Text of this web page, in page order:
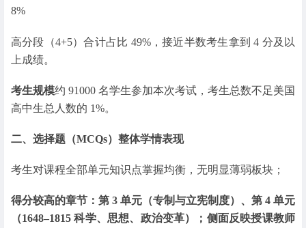
8%
高分段（4+5）合计占比 49%，接近半数考生拿到 4 分及以
上成绩。
考生规模约 91000 名学生参加本次考试，考生总数不足美国
高中生总人数的 1%。
二、选择题（MCQs）整体学情表现
考生对课程全部单元知识点掌握均衡，无明显薄弱板块；
得分较高的章节：第 3 单元（专制与立宪制度）、第 4 单元
（1648–1815 科学、思想、政治变革）；侧面反映授课教师